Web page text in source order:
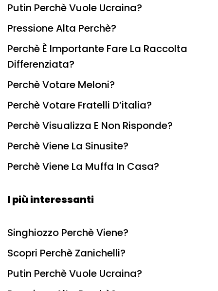
Putin Perchè Vuole Ucraina?
Pressione Alta Perchè?
Perchè È Importante Fare La Raccolta
Differenziata?
Perchè Votare Meloni?
Perchè Votare Fratelli D’italia?
Perchè Visualizza E Non Risponde?
Perchè Viene La Sinusite?
Perchè Viene La Muffa In Casa?
I più interessanti
Singhiozzo Perchè Viene?
Scopri Perchè Zanichelli?
Putin Perchè Vuole Ucraina?